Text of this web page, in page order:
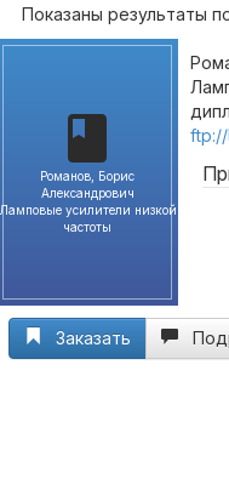
Показаны результаты
Романов, Борис
Александрович
Ламповые усилители низкой
частоты
Заказать